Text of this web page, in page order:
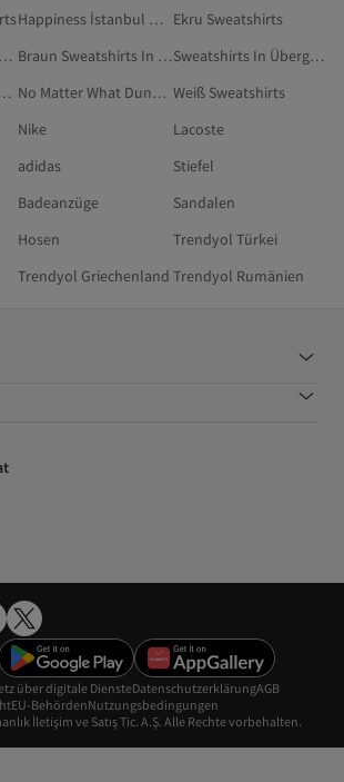
Happiness İstanbul Damen Sweatshirts
Ekru Sweatshirts
Braun Damen Sweatshirts In Übergröße
Braun Sweatshirts In Übergröße
Sweatshirts In Übergröße
In Übergröße
No Matter What Dunkelblau Bescheidene Sweatshirts Weiß Sweatshirts
Nike
Lacoste
adidas
Stiefel
Badeanzüge
Sandalen
Hosen
Trendyol Türkei
Trendyol Griechenland Trendyol Rumänien
İletişim ve Satış Tic. A.Ş. Alle Rechte vorbehalten.
über digitale DiensteDatenschutzerklärungAGB
EU-BehördenNutzungsbedingungen